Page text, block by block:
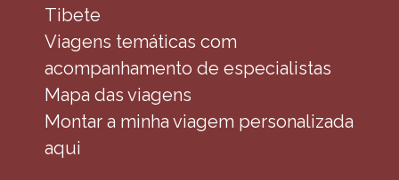
Tibete
Viagens temáticas com
acompanhamento de especialistas
Mapa das viagens
Montar a minha viagem personalizada
aqui